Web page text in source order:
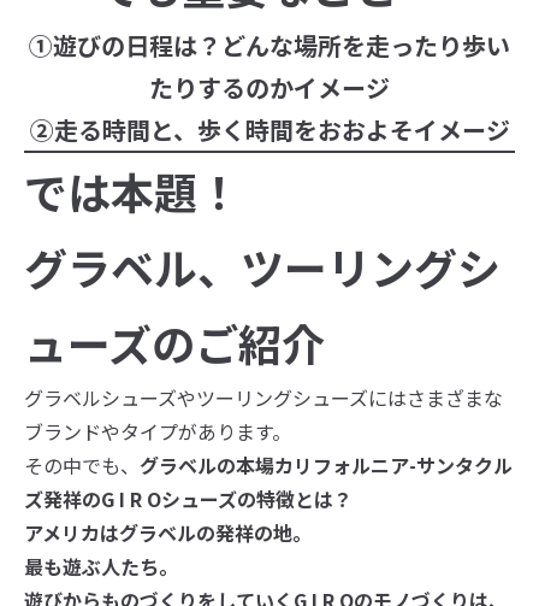
①遊びの日程は？どんな場所を走ったり歩い
たりするのかイメージ
②走る時間と、歩く時間をおおよそイメージ
では本題！
グラベル、ツーリングシ
ューズのご紹介
グラベルシューズやツーリングシューズにはさまざまな
ブランドやタイプがあります。
その中でも、 グラベルの本場カリフォルニア-サンタクル
ズ発祥のG I R Oシューズの特徴とは？
アメリカはグラベルの発祥の地。
最も遊ぶ人たち。
遊びからものづくりをしていくG I R Oのモノづくりは、